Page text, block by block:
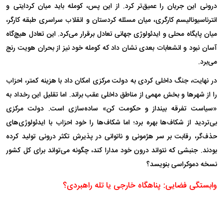
درونی این جریان را عمیق‌تر کرد. از این پس، کومله باید میان کردایتی و
انترناسیونالیسم کارگری، میان مسئله کردستان و انقلاب سراسری طبقه کارگر،
میان پایگاه محلی و ایدئولوژی جهانی تعادل برقرار می‌کرد. این تعادل هیچ‌گاه
آسان نبود و انشعابات بعدی نشان داد که کومله خود نیز از بحران هویت رنج
می‌برد.
در نهایت، جنگ داخلی کردی به دولت مرکزی امکان داد با هزینه کمتر، احزاب
را از شهر‌ها و بخش مهمی از مناطق داخلی عقب براند. اما تقلیل این رخداد به
«سیاست تفرقه بینداز و حکومت کن» ساده‌سازی است. دولت مرکزی
بی‌تردید از شکاف‌ها بهره برد؛ اما شکاف‌ها را خود احزاب با ایدئولوژی‌های
حذف‌گر، رقابت بر سر هژمونی و ناتوانی در پذیرش تکثر درونی تولید کرده
بودند. جنبشی که نتواند درون خود مدارا کند، چگونه می‌تواند برای کل کشور
نسخه دموکراسی بنویسد؟
وابستگی فضایی: پناهگاه خارجی یا تله راهبردی؟